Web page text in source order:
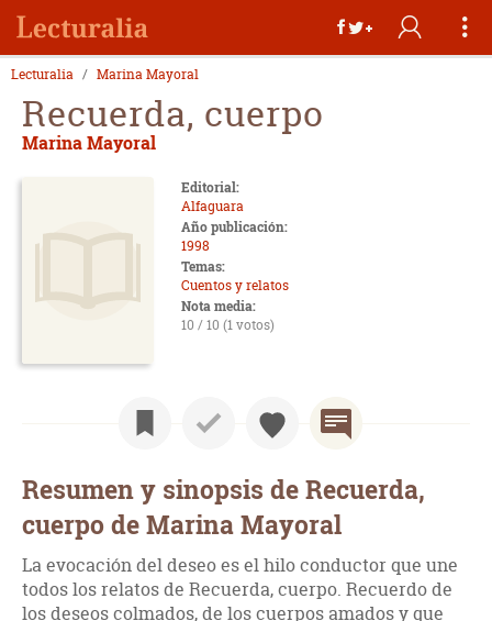
Lecturalia Marina Mayoral
Recuerda, cuerpo
Marina Mayoral
Editorial:
Alfaguara
Año publicación:
1998
Temas:
Cuentos y relatos
Nota media:
10 / 10 (1 votos)
Resumen y sinopsis de Recuerda,
cuerpo de Marina Mayoral
La evocación del deseo es el hilo conductor que une
todos los relatos de Recuerda, cuerpo. Recuerdo de
los deseos colmados, de los cuerpos amados y que